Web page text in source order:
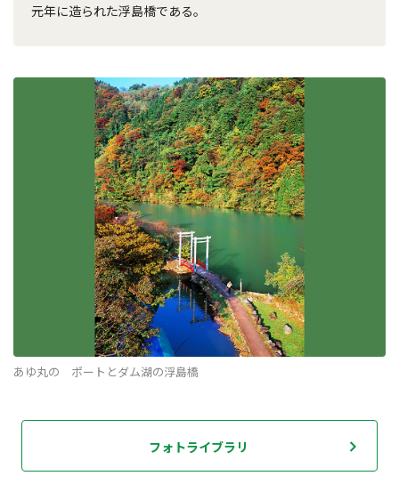
元年に造られた浮島橋である。
あゆ丸の ポートとダム湖の浮島橋
フォトライブラリ